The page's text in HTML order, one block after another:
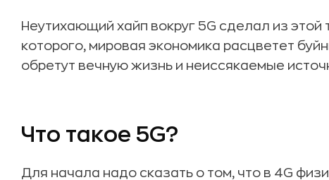
Неутихающий хайп вокруг 5G сделал из этой
которого, мировая экономика расцветет
обретут вечную жизнь и неиссякаемые
Что такое 5G?
Для начала надо сказать о том, что в 4G